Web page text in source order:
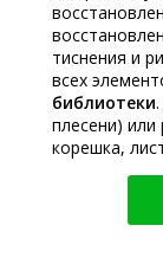
тиснения и
всех
библиотеки
плесени)
корешка,